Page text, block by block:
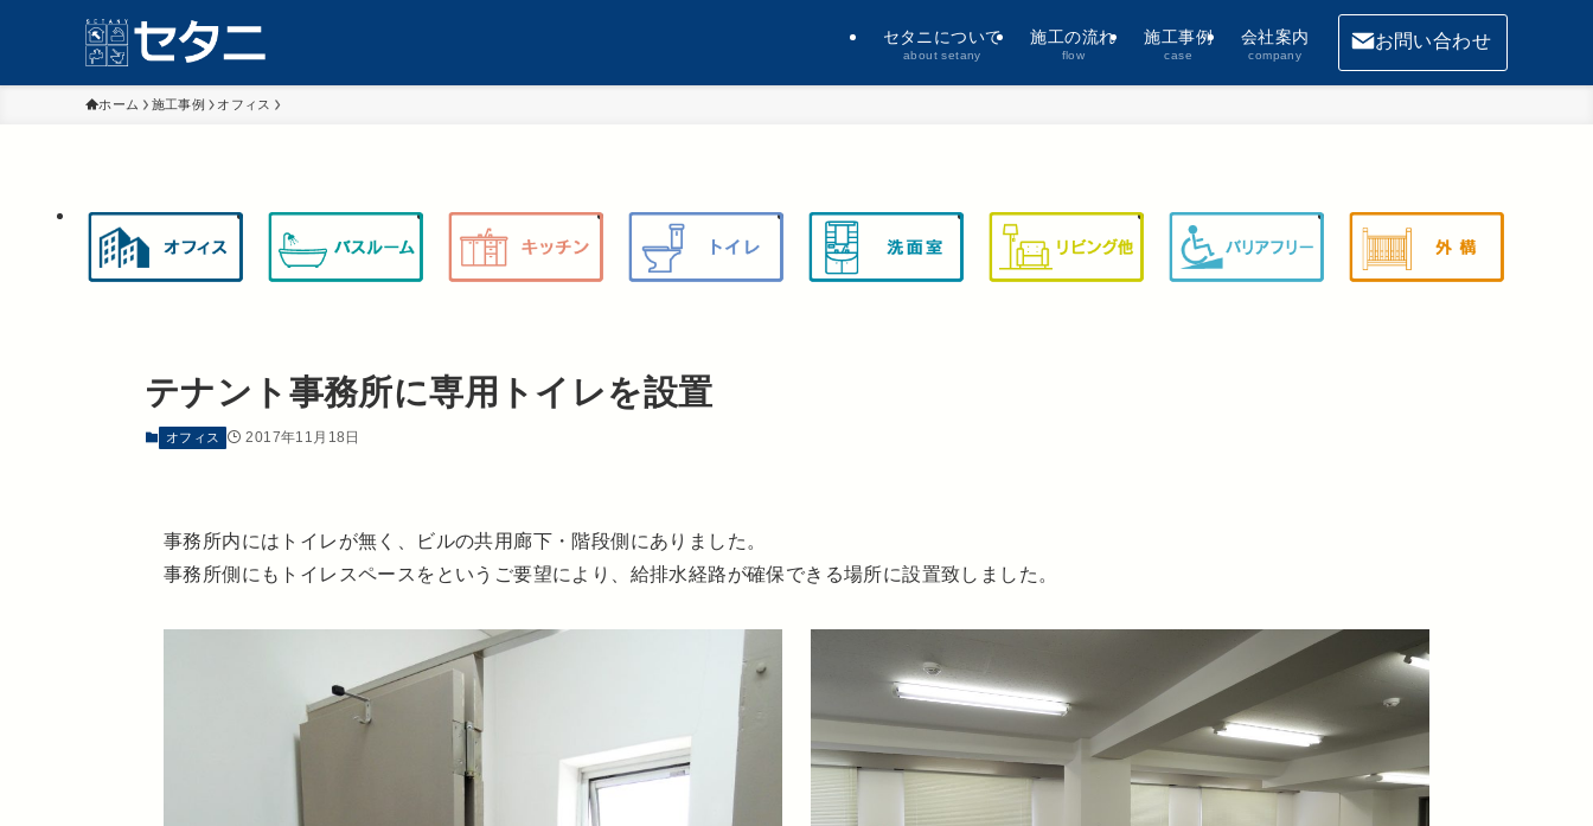
セタニについて
about setany
施工の流れ
flow
施工事例
case
会社案内
company
お問い合わせ
ホーム 施工事例 オフィス
テナント事務所に専用トイレを設置
オフィス 2017年11月18日
事務所内にはトイレが無く、ビルの共用廊下・階段側にありました。
事務所側にもトイレスペースをというご要望により、給排水経路が確保できる場所に設置致しました。